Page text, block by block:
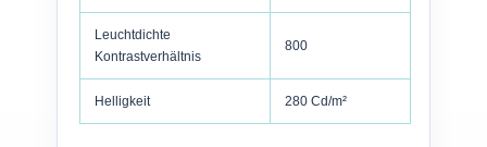
Leuchtdichte
Kontrastverhältnis
800
Helligkeit 280 Cd/m²